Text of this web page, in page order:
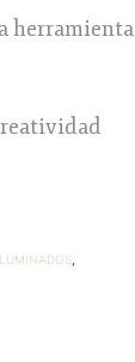
herramienta